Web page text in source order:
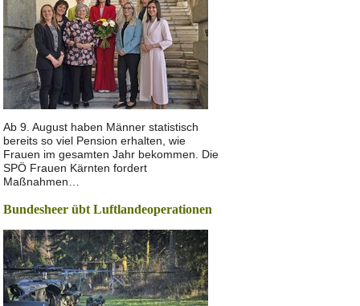
Ab 9. August haben Männer statistisch
bereits so viel Pension erhalten, wie
Frauen im gesamten Jahr bekommen. Die
SPÖ Frauen Kärnten fordert
Maßnahmen…
Bundesheer übt Luftlandeoperationen